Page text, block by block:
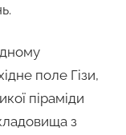
поле Гізи,
піраміди
з